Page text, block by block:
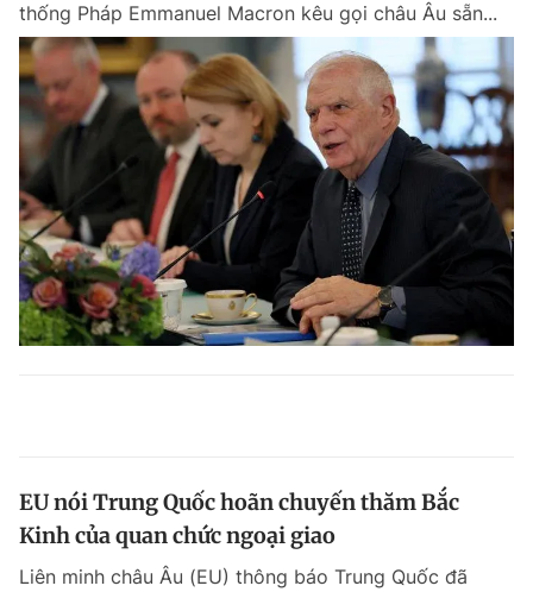
thống Pháp Emmanuel Macron kêu gọi châu Âu sẵn...
EU nói Trung Quốc hoãn chuyến thăm Bắc
Kinh của quan chức ngoại giao
Liên minh châu Âu (EU) thông báo Trung Quốc đã